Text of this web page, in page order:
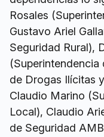
Rosales
Gustavo Ariel
Seguridad Rural),
de Drogas Ilícitas
Claudio Marino
Local), Claudio
de Seguridad